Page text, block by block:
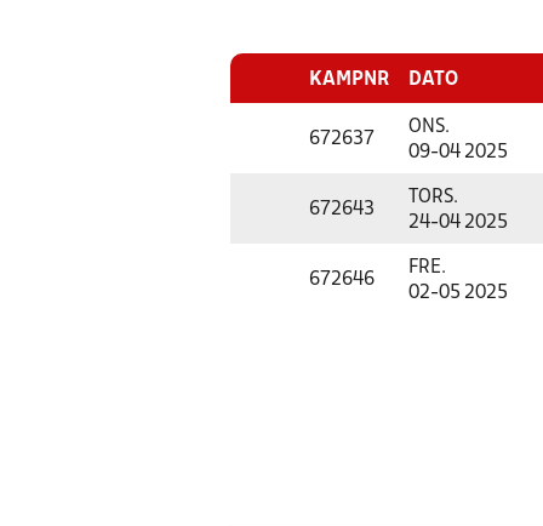
KAMPNR DATO
672637
ONS.
09-04 2025
672643
TORS.
24-04 2025
672646
FRE.
02-05 2025